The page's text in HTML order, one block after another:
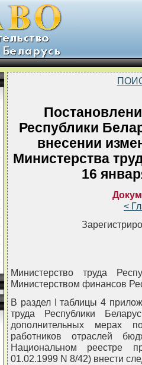
Республики
внесении
Министерства
16
<
Министерство труда
Министерством финансов
В раздел I таблицы 4
труда Республики
дополнительных мерах
работников отраслей
Национальном реестре
01.02.1999 N 8/42) внести